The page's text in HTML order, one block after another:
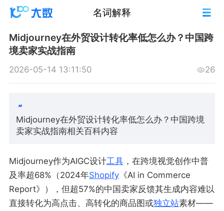
名词解释
Midjourney在外贸设计转化率低怎么办？中国跨
境卖家实战指南
2026-05-14 13:11:50 26
Midjourney在外贸设计转化率低怎么办？中国跨境
卖家实战指南相关百科内容
Midjourney作为AIGC设计工具，在跨境视觉创作中普
及率超68%（2024年Shopify《AI in Commerce
Report》），但超57%的中国卖家反馈其生成内容难以
直接转化为高点击、高转化的商品图或独立站素材——